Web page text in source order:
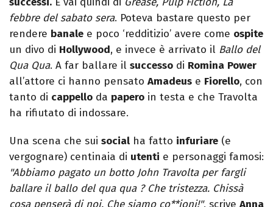
febbre del sabato sera. Poteva bastare questo per
rendere banale e poco ‘redditizio’ avere come ospite
un divo di Hollywood, e invece è arrivato il Ballo del
Qua Qua. A far ballare il successo di Romina Power
all’attore ci hanno pensato Amadeus e Fiorello, con
tanto di cappello da papero in testa e che Travolta
ha rifiutato di indossare.
Una scena che sui social ha fatto infuriare (e
vergognare) centinaia di utenti e personaggi famosi:
"Abbiamo pagato un botto John Travolta per fargli
ballare il ballo del qua qua ? Che tristezza. Chissà